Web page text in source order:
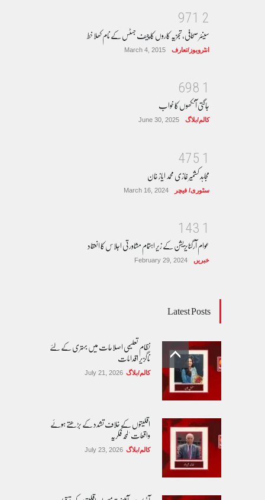
2
1
7
9
سینئر صحافی، تجزیہ کاروں کا چیف جسٹس کے نام کھلا خط
انٹرویوز/تعارف March 4, 2015
1
8
9
6
جاگتی آنکھوں کا خواب
کالم/بلاگ June 30, 2025
1
5
7
4
مجاہد کشمیر غازی محمد ایاز خان
سٹوری/ فیچر March 16, 2024
1
3
4
1
عوام آرگنایزیشن کے زیر اہتمام مشاورتی اجلاس کا انعقاد
خبریں February 29, 2024
Latest Posts
نظام تعلیمی اصلاحات میں بہتری کے لئے
ناگزیر اقدامات
کالم/بلاگ July 21, 2026
اقلیتوں کے خلاف تشدد کے بڑھتے ہوئے
واقعات 'لمحہ فکریہ
کالم/بلاگ July 23, 2026